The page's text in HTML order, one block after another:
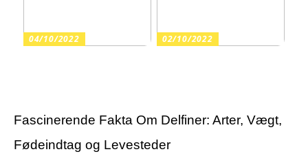
04/10/2022 02/10/2022
Fascinerende Fakta Om Delfiner: Arter, Vægt,
Fødeindtag og Levesteder